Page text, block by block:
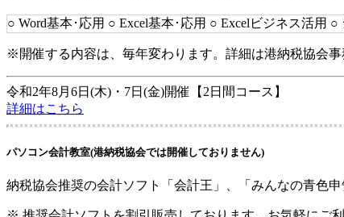
○ Word基本･応用 ○ Excel基本･応用 ○ Excelビジネス活用 ○
※開催する内容は、毎年変わります。詳細は港納税協会事
令和2年8月6日(木)・7日(金)開催【2日間コース】
詳細はこちら
パソコン会計教室(港納税協会では開催しておりません)
納税協会推奨の会計ソフト「会計王」、「みんなの青色